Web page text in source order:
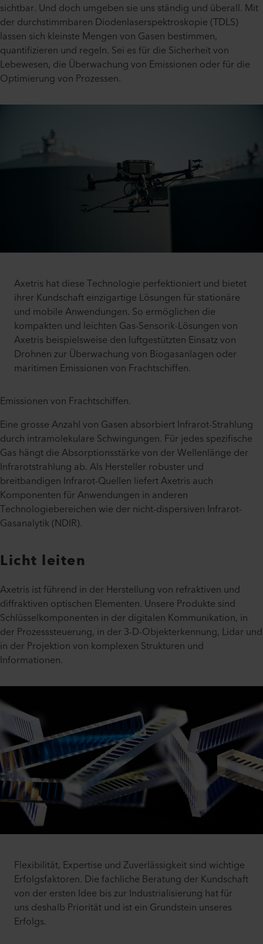
sichtbar. Und doch umgeben sie uns ständig und überall. Mit
der durchstimmbaren Diodenlaserspektroskopie (TDLS)
lassen sich kleinste Mengen von Gasen bestimmen,
quantifizieren und regeln. Sei es für die Sicherheit von
Lebewesen, die Überwachung von Emissionen oder für die
Optimierung von Prozessen.
Axetris hat diese Technologie perfektioniert und bietet
ihrer Kundschaft einzigartige Lösungen für stationäre
und mobile Anwendungen. So ermöglichen die
kompakten und leichten Gas-Sensorik-Lösungen von
Axetris beispielsweise den luftgestützten Einsatz von
Drohnen zur Überwachung von Biogasanlagen oder
maritimen Emissionen von Frachtschiffen.
Emissionen von Frachtschiffen.
Eine grosse Anzahl von Gasen absorbiert Infrarot-Strahlung
durch intramolekulare Schwingungen. Für jedes spezifische
Gas hängt die Absorptionsstärke von der Wellenlänge der
Infrarotstrahlung ab. Als Hersteller robuster und
breitbandigen Infrarot-Quellen liefert Axetris auch
Komponenten für Anwendungen in anderen
Technologiebereichen wie der nicht-dispersiven Infrarot-
Gasanalytik (NDIR).
Licht leiten
Axetris ist führend in der Herstellung von refraktiven und
diffraktiven optischen Elementen. Unsere Produkte sind
Schlüsselkomponenten in der digitalen Kommunikation, in
der Prozesssteuerung, in der 3-D-Objekterkennung, Lidar und
in der Projektion von komplexen Strukturen und
Informationen.
Flexibilität, Expertise und Zuverlässigkeit sind wichtige
Erfolgsfaktoren. Die fachliche Beratung der Kundschaft
von der ersten Idee bis zur Industrialisierung hat für
uns deshalb Priorität und ist ein Grundstein unseres
Erfolgs.